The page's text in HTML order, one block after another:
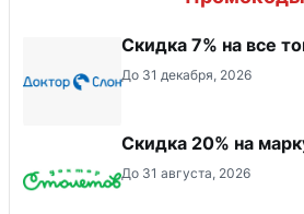
​Скидка 7% на все
До 31 декабря, 2026
Скидка 20% на
До 31 августа, 2026